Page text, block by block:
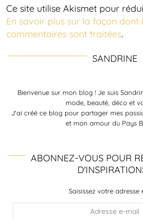
Ce site utilise Akismet pour
En savoir plus sur la façon dont
commentaires sont traitées.
SANDRINE
Bienvenue sur mon blog ! Je suis
mode, beauté, déco et
J'ai créé ce blog pour partager mes
et mon amour du Pays
ABONNEZ-VOUS POUR
Saisissez votre adresse